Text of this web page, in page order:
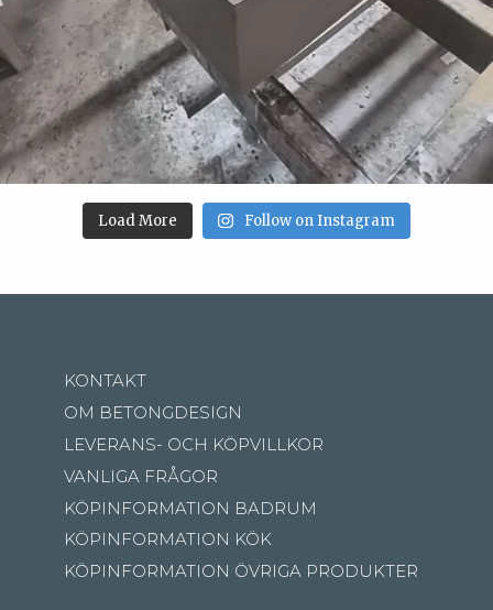
Load More Follow on Instagram
KONTAKT
OM BETONGDESIGN
LEVERANS- OCH KÖPVILLKOR
VANLIGA FRÅGOR
KÖPINFORMATION BADRUM
KÖPINFORMATION KÖK
KÖPINFORMATION ÖVRIGA PRODUKTER